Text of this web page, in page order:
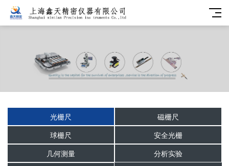
光栅尺
磁栅尺
球栅尺
安全光栅
几何测量
分析实验